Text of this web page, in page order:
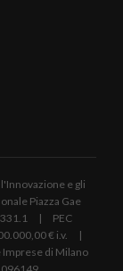
e gli
Piazza Gae
| PEC
€ i.v. |
Imprese di Milano